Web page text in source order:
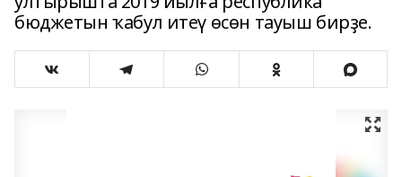
бюджетын ҡабул итеү өсөн тауыш бирҙе.